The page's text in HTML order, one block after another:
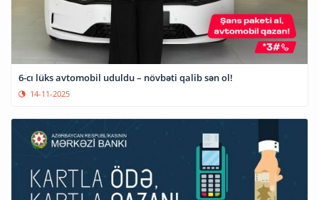
6-cı lüks avtomobil uduldu – növbəti qalib sən ol!
14-11-2025